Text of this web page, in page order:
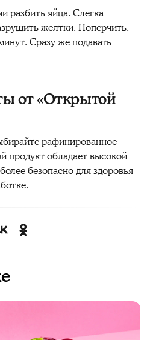
разбить яйца. Слегка
желтки. Поперчить.
Сразу же подавать
от «Открытой
рафинированное
продукт обладает высокой
безопасно для здоровья